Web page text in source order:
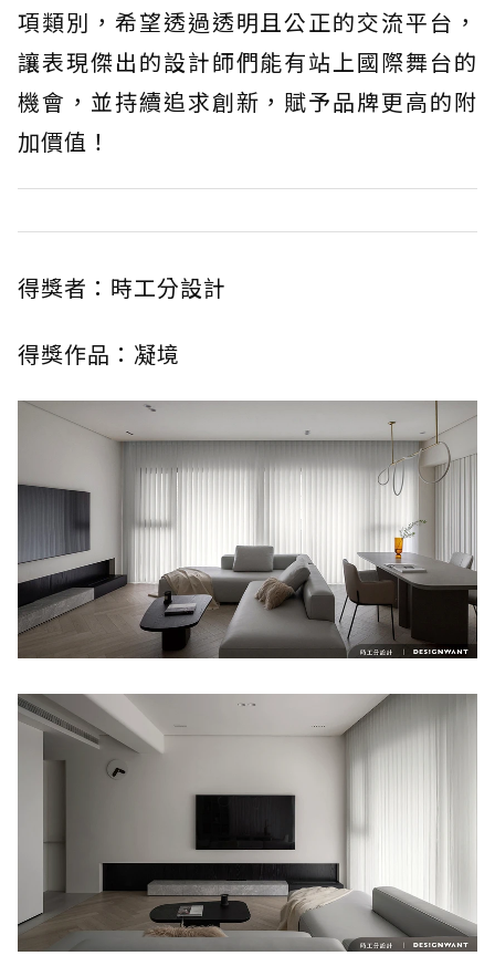
項類別，希望透過透明且公正的交流平台，
讓表現傑出的設計師們能有站上國際舞台的
機會，並持續追求創新，賦予品牌更高的附
加價值！
得獎者：時工分設計
得獎作品：凝境